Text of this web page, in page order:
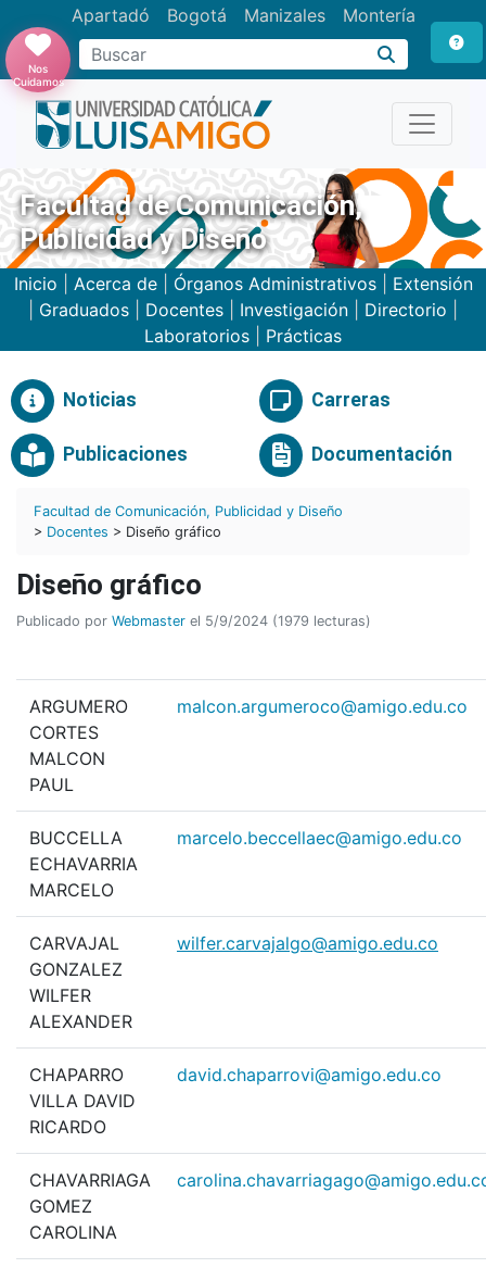
Apartadó Bogotá Manizales Montería
Buscar
Nos
Cuidamos
Facultad de Comunicación,
Publicidad y Diseño
Inicio Acerca de| Órganos Administrativos| Extensión
Graduados Docentes Investigación Directorio
Laboratorios
Prácticas
Noticias Carreras
Publicaciones Documentación
Facultad de Comunicación, Publicidad y Diseño
> Docentes > Diseño gráfico
Diseño gráfico
Publicado por Webmaster el 5/9/2024 (1979 lecturas)
ARGUMERO
CORTES
MALCON
PAUL
malcon.argumeroco@amigo.edu.co
BUCCELLA
ECHAVARRIA
MARCELO
marcelo.beccellaec@amigo.edu.co
CARVAJAL
GONZALEZ
WILFER
ALEXANDER
wilfer.carvajalgo@amigo.edu.co
CHAPARRO
VILLA DAVID
RICARDO
david.chaparrovi@amigo.edu.co
CHAVARRIAGA
GOMEZ
CAROLINA